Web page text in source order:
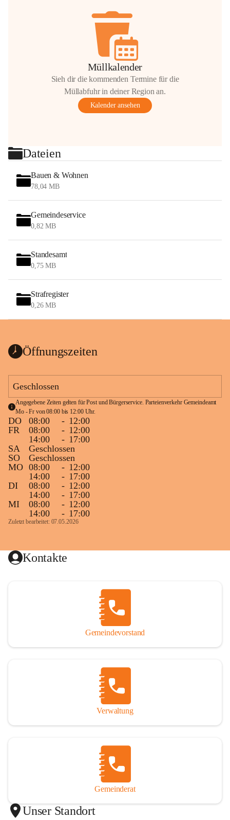
Müllkalender
Sieh dir die kommenden Termine für die
Müllabfuhr in deiner Region an.
Kalender ansehen
Dateien
Bauen & Wohnen
78,04 MB
Gemeindeservice
0,82 MB
Standesamt
0,75 MB
Strafregister
0,26 MB
Öffnungszeiten
Geschlossen
Angegebene Zeiten gelten für Post und Bürgerservice. Parteienverkehr Gemeindeamt
Mo - Fr von 08:00 bis 12:00 Uhr.
DO 08:00 - 12:00
FR
08:00 - 12:00
14:00
- 17:00
SA
Geschlossen
SO
Geschlossen
MO 08:00 - 12:00
14:00
- 17:00
DI
08:00 - 12:00
14:00
- 17:00
MI
08:00 - 12:00
14:00
- 17:00
Zuletzt bearbeitet: 07.05.2026
Kontakte
Gemeindevorstand
Verwaltung
Gemeinderat
Unser Standort